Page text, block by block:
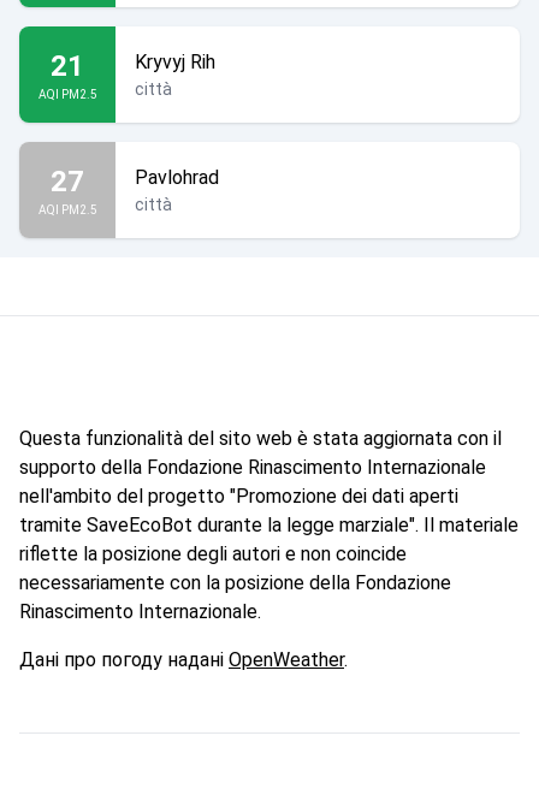
21
AQI PM2.5
Kryvyj Rih
città
27
AQI PM2.5
Pavlohrad
città
Questa funzionalità del sito web è stata aggiornata con il
supporto della Fondazione Rinascimento Internazionale
nell'ambito del progetto "Promozione dei dati aperti
tramite SaveEcoBot durante la legge marziale". Il materiale
riflette la posizione degli autori e non coincide
necessariamente con la posizione della Fondazione
Rinascimento Internazionale.
Дані про погоду надані OpenWeather.